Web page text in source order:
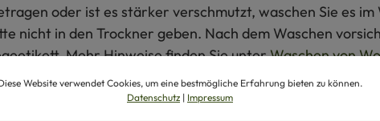
oder ist es stärker verschmutzt, waschen Sie es
nicht in den Trockner geben. Nach dem Waschen
Mehr Hinweise finden Sie unterWaschen von
Website verwendet Cookies, um eine bestmögliche Erfahrung bieten zu können.
Datenschutz | Impressum